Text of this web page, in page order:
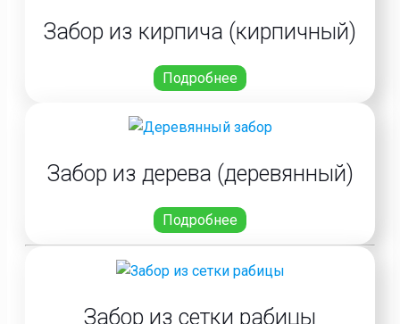
Забор из кирпича (кирпичный)
Подробнее
Забор из дерева (деревянный)
Подробнее
Забор из сетки рабицы